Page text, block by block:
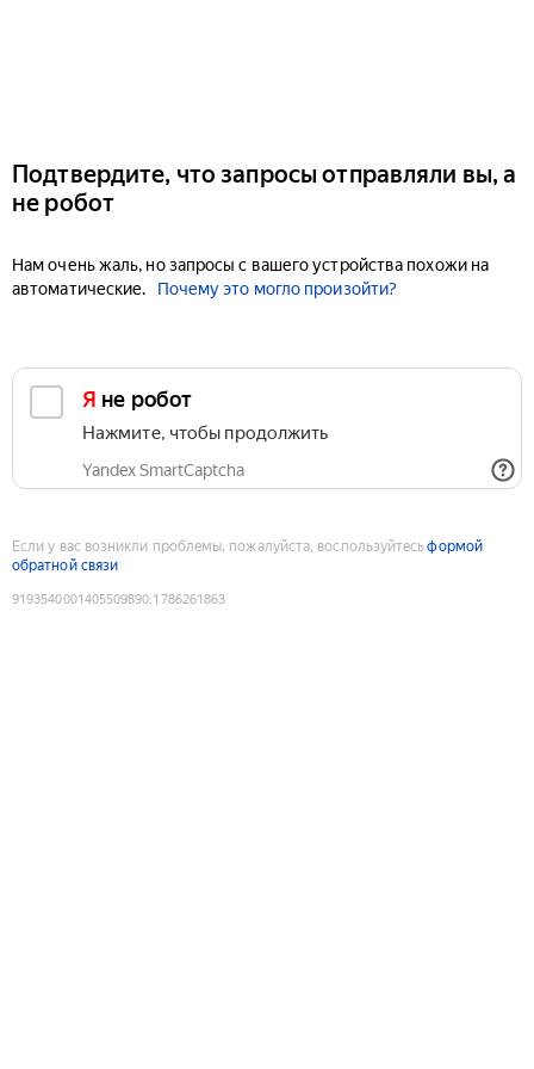
Подтвердите, что запросы отправляли вы, а
не робот
Нам очень жаль, но запросы с вашего устройства похожи на
автоматические.
Почему это могло произойти?
Я не робот
Нажмите, чтобы продолжить
Yandex SmartCaptcha
Если у вас возникли проблемы, пожалуйста, воспользуйтесьформой
обратной связи
9193540001405509890:1786261863